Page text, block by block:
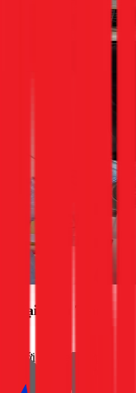
Tại Bình Tân
với mức giá hợp
giá chi tiết trước